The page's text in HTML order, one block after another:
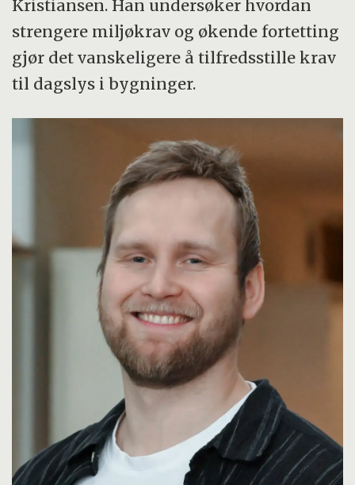
Kristiansen. Han undersøker hvordan
strengere miljøkrav og økende fortetting
gjør det vanskeligere å tilfredsstille krav
til dagslys i bygninger.